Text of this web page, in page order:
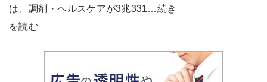
は、調剤・ヘルスケアが3兆331…続き
を読む